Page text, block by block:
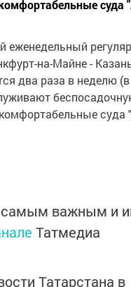
суда
еженедельный
на-Майне -
два раза в неделю (в
суда
самым важным и
Татмедиа
Татарстана в